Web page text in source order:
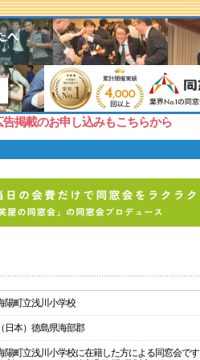
掲載のお申し込みもこちらから
陽町立浅川小学校
（日本）徳島県海部郡
陽町立浅川小学校に在籍した方による同窓会です